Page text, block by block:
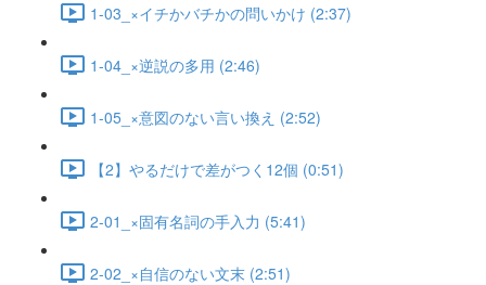
1-03_×イチかバチかの問いかけ (2:37)
1-04_×逆説の多用 (2:46)
1-05_×意図のない言い換え (2:52)
【2】やるだけで差がつく12個 (0:51)
2-01_×固有名詞の手入力 (5:41)
2-02_×自信のない文末 (2:51)